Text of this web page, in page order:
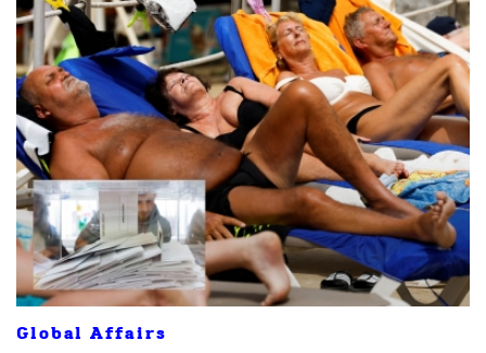
Global Affairs
ค้นหา
SHARE TWEET LINE EMAIL